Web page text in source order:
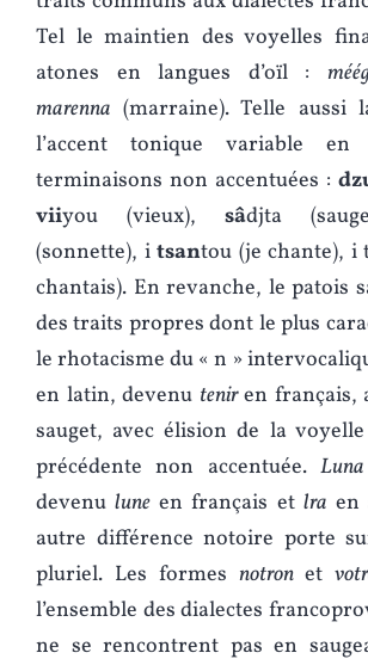
Tel le maintien des voyelles
atones en langues d’oïl :
marenna (marraine). Telle aussi
l’accent tonique variable
terminaisons non accentuées :
viiyou (vieux), sâdjta
(sonnette), itsantou (je chante), i
chantais). En revanche, le patois
des traits propres dont le plus
le rhotacisme du « n »
en latin, devenu teniren français,
sauget, avec élision de la
précédente non accentuée. Luna
devenulune en français et lra en
autre différence notoire porte
pluriel. Les formes notronet
l’ensemble des dialectes
ne se rencontrent pas en